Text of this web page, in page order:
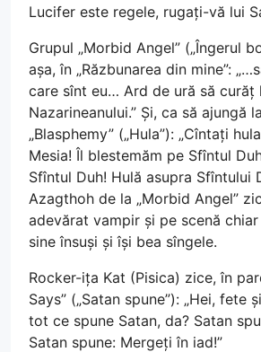
Lucifer este regele, rugați-vă lui
Grupul „Morbid Angel” („Îngerul
așa, în „Răzbunarea din mine”:
care sînt eu… Ard de ură să curăț
Nazarineanului.” Și, ca să ajungă
„Blasphemy” („Hula”): „Cîntați
Mesia! Îl blestemăm pe Sfîntul
Sfîntul Duh! Hulă asupra Sfîntului
Azagthoh de la „Morbid Angel”
adevărat vampir și pe scenă
sine însuși și își bea sîngele.
Rocker-ița Kat (Pisica) zice, în
Says” („Satan spune”): „Hei, fete
tot ce spune Satan, da? Satan
Satan spune: Mergeți în iad!”